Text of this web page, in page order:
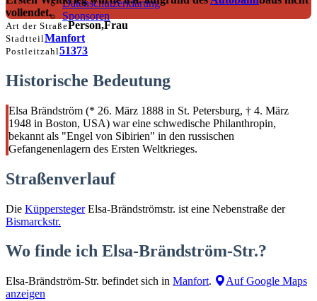
Datenschutzerklärung
Sponsoren
vollendet.
Art der StraßePerson,Frau
StadtteilManfort
Postleitzahl51373
Historische Bedeutung
Elsa Brändström (* 26. März 1888 in St. Petersburg, † 4. März
1948 in Boston, USA) war eine schwedische Philanthropin,
bekannt als "Engel von Sibirien" in den russischen
Gefangenenlagern des Ersten Weltkrieges.
Straßenverlauf
Die KüpperstegerElsa-Brändströmstr. ist eine Nebenstraße der
Bismarckstr.
Wo finde ich Elsa-Brändström-Str.?
Elsa-Brändström-Str. befindet sich in Manfort.
Auf Google Maps
anzeigen